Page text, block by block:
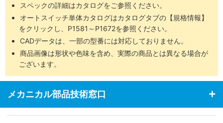
スペックの詳細はカタログをご参照ください。
オートスイッチ単体カタログはカタログタブの【規格情報】
をクリックし、P1581～P1672を参照ください。
CADデータは、一部の型番には対応しておりません。
商品画像は形状や色味を含め、実際の商品とは異なる場合が
ございます。
メカニカル部品技術窓口